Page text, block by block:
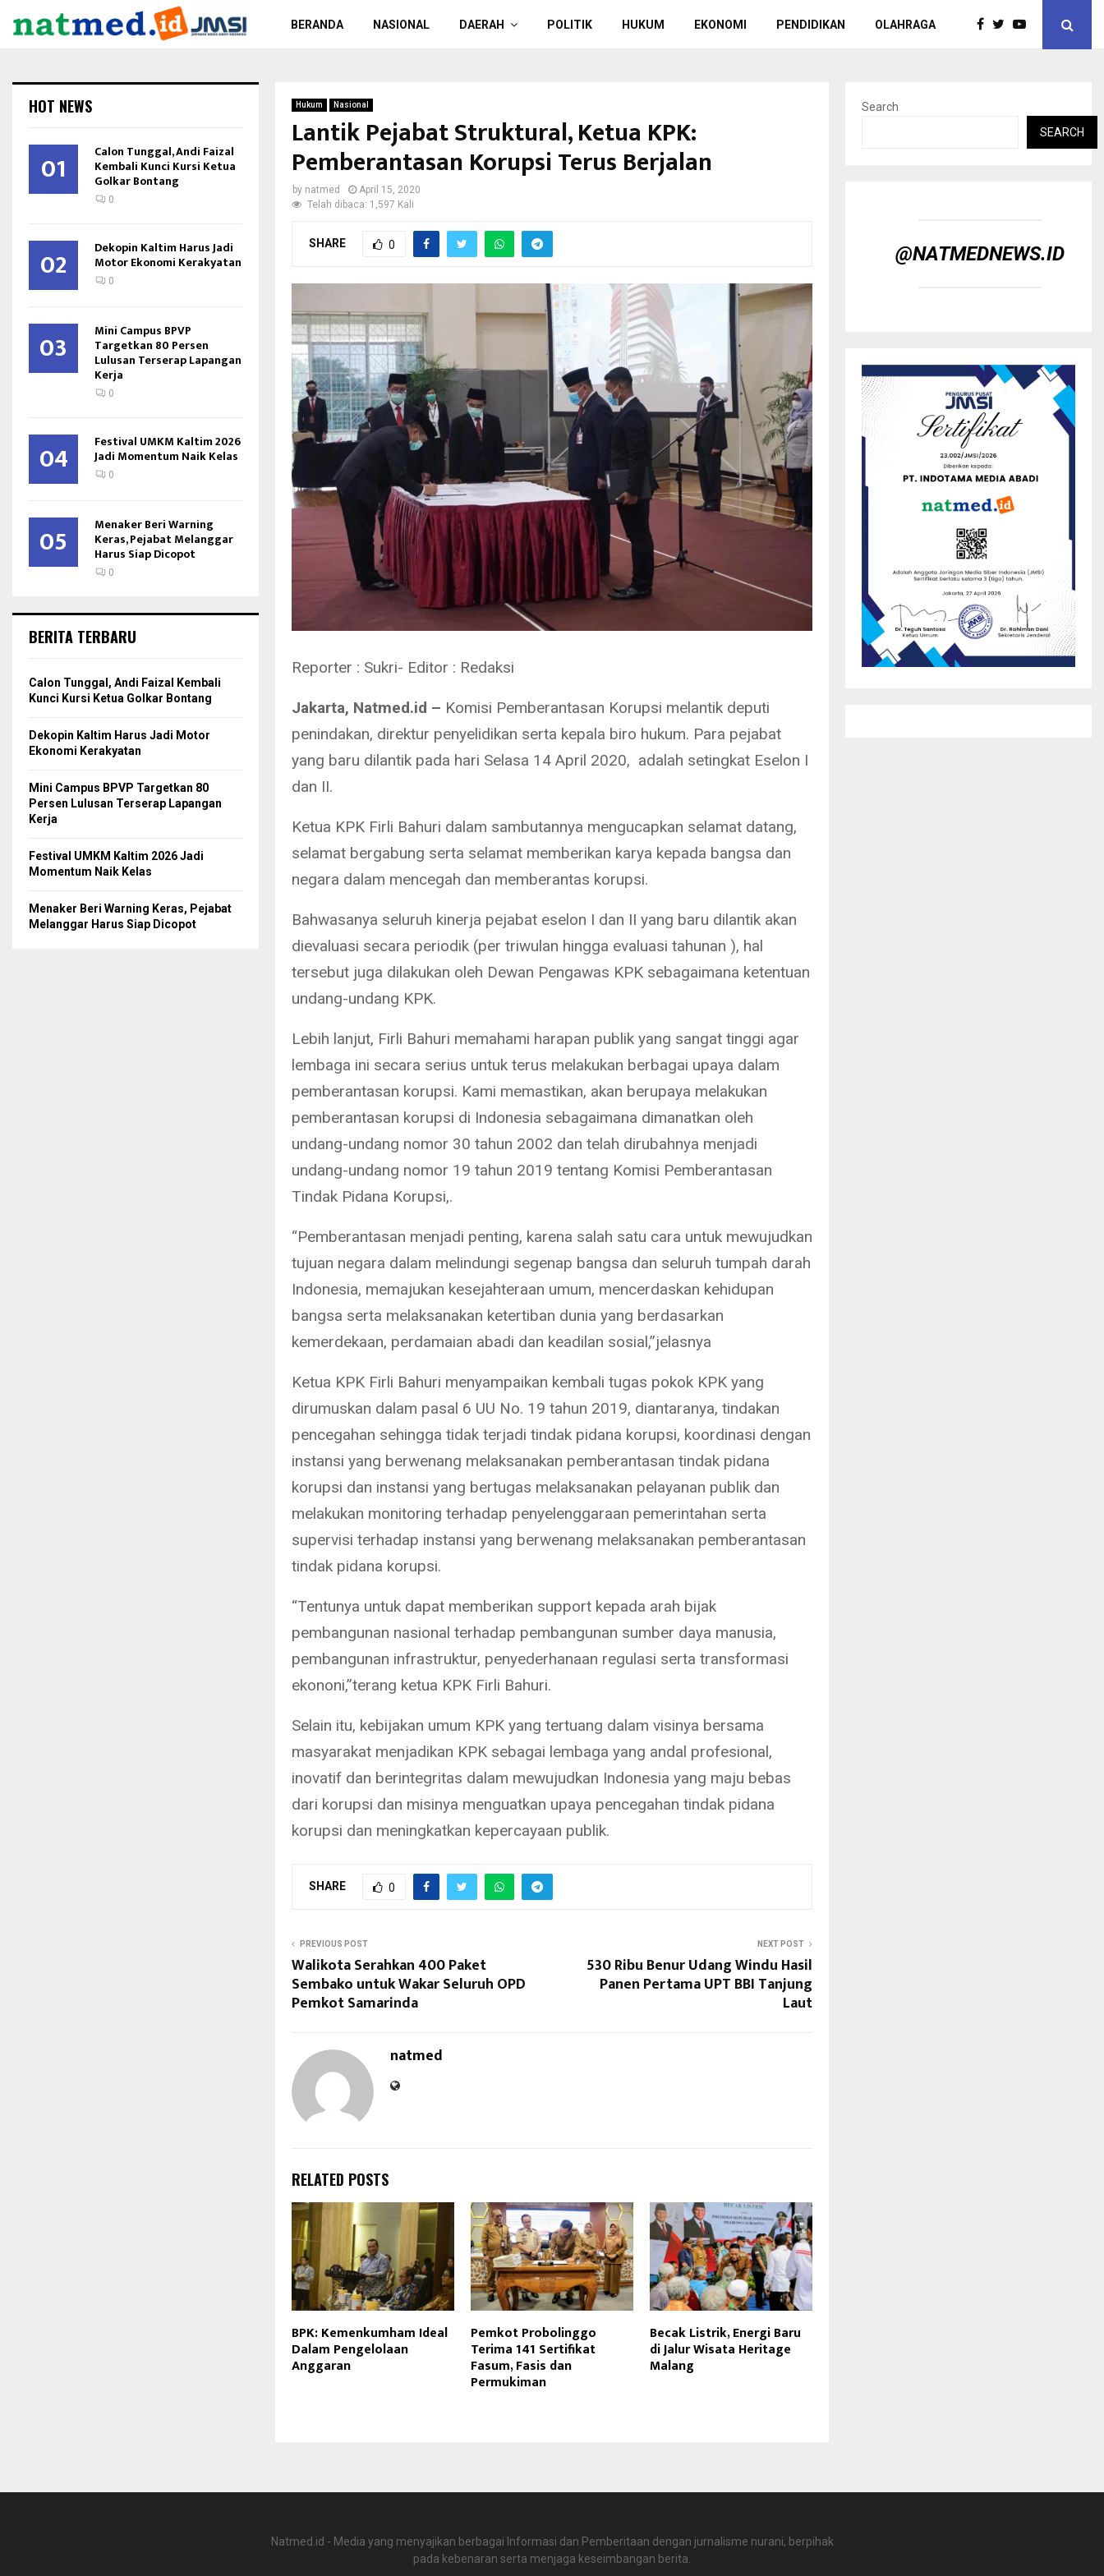
BERANDA NASIONAL DAERAH POLITIK HUKUM EKONOMI PENDIDIKAN OLAHRAGA
Hukum Nasional
Lantik Pejabat Struktural, Ketua KPK:
Pemberantasan Korupsi Terus Berjalan
by natmed
April 15, 2020
Telah dibaca: 1,597 Kali
SHARE 0
Reporter : Sukri- Editor : Redaksi
Jakarta, Natmed.id – Komisi Pemberantasan Korupsi melantik deputi
penindakan, direktur penyelidikan serta kepala biro hukum. Para pejabat
yang baru dilantik pada hari Selasa 14 April 2020, adalah setingkat Eselon I
dan II.
Ketua KPK Firli Bahuri dalam sambutannya mengucapkan selamat datang,
selamat bergabung serta selamat memberikan karya kepada bangsa dan
negara dalam mencegah dan memberantas korupsi.
Bahwasanya seluruh kinerja pejabat eselon I dan II yang baru dilantik akan
dievaluasi secara periodik (per triwulan hingga evaluasi tahunan ), hal
tersebut juga dilakukan oleh Dewan Pengawas KPK sebagaimana ketentuan
undang-undang KPK.
Lebih lanjut, Firli Bahuri memahami harapan publik yang sangat tinggi agar
lembaga ini secara serius untuk terus melakukan berbagai upaya dalam
pemberantasan korupsi. Kami memastikan, akan berupaya melakukan
pemberantasan korupsi di Indonesia sebagaimana dimanatkan oleh
undang-undang nomor 30 tahun 2002 dan telah dirubahnya menjadi
undang-undang nomor 19 tahun 2019 tentang Komisi Pemberantasan
Tindak Pidana Korupsi,.
“Pemberantasan menjadi penting, karena salah satu cara untuk mewujudkan
tujuan negara dalam melindungi segenap bangsa dan seluruh tumpah darah
Indonesia, memajukan kesejahteraan umum, mencerdaskan kehidupan
bangsa serta melaksanakan ketertiban dunia yang berdasarkan
kemerdekaan, perdamaian abadi dan keadilan sosial,”jelasnya
Ketua KPK Firli Bahuri menyampaikan kembali tugas pokok KPK yang
dirumuskan dalam pasal 6 UU No. 19 tahun 2019, diantaranya, tindakan
pencegahan sehingga tidak terjadi tindak pidana korupsi, koordinasi dengan
instansi yang berwenang melaksanakan pemberantasan tindak pidana
korupsi dan instansi yang bertugas melaksanakan pelayanan publik dan
melakukan monitoring terhadap penyelenggaraan pemerintahan serta
supervisi terhadap instansi yang berwenang melaksanakan pemberantasan
tindak pidana korupsi.
“Tentunya untuk dapat memberikan support kepada arah bijak
pembangunan nasional terhadap pembangunan sumber daya manusia,
pembangunan infrastruktur, penyederhanaan regulasi serta transformasi
ekononi,”terang ketua KPK Firli Bahuri.
Selain itu, kebijakan umum KPK yang tertuang dalam visinya bersama
masyarakat menjadikan KPK sebagai lembaga yang andal profesional,
inovatif dan berintegritas dalam mewujudkan Indonesia yang maju bebas
dari korupsi dan misinya menguatkan upaya pencegahan tindak pidana
korupsi dan meningkatkan kepercayaan publik.
SHARE 0
PREVIOUS POST
Walikota Serahkan 400 Paket
Sembako untuk Wakar Seluruh OPD
Pemkot Samarinda
NEXT POST
530 Ribu Benur Udang Windu Hasil
Panen Pertama UPT BBI Tanjung
Laut
natmed
RELATED POSTS
BPK: Kemenkumham Ideal
Dalam Pengelolaan
Anggaran
Pemkot Probolinggo
Terima 141 Sertifikat
Fasum, Fasis dan
Permukiman
Becak Listrik, Energi Baru
di Jalur Wisata Heritage
Malang
HOT NEWS
01 Calon Tunggal, Andi Faizal
Kembali Kunci Kursi Ketua
Golkar Bontang
0
02 Dekopin Kaltim Harus Jadi
Motor Ekonomi Kerakyatan
0
03 Mini Campus BPVP
Targetkan 80 Persen
Lulusan Terserap Lapangan
Kerja
0
04 Festival UMKM Kaltim 2026
Jadi Momentum Naik Kelas
0
05 Menaker Beri Warning
Keras, Pejabat Melanggar
Harus Siap Dicopot
0
BERITA TERBARU
Calon Tunggal, Andi Faizal Kembali
Kunci Kursi Ketua Golkar Bontang
Dekopin Kaltim Harus Jadi Motor
Ekonomi Kerakyatan
Mini Campus BPVP Targetkan 80
Persen Lulusan Terserap Lapangan
Kerja
Festival UMKM Kaltim 2026 Jadi
Momentum Naik Kelas
Menaker Beri Warning Keras, Pejabat
Melanggar Harus Siap Dicopot
Search
SEARCH
@NATMEDNEWS.ID
Natmed.id - Media yang menyajikan berbagai Informasi dan Pemberitaan dengan jurnalisme nurani, berpihak
pada kebenaran serta menjaga keseimbangan berita.